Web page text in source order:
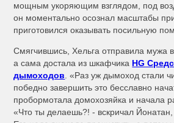
мощным укоряющим взглядом, под
он моментально осознал масштабы
приготовился оказывать посильную
Смягчившись, Хельга отправила мужа
а сама достала из шкафчика HG
дымоходов . «Раз уж дымоход стали
победно завершить это бесславно
пробормотала домохозяйка и начала
«Что ты делаешь?! - вскричал Йонатан,